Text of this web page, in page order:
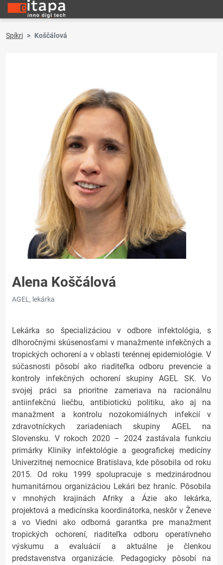
Spíkri Koščálová
Alena Koščálová
AGEL, lekárka
Lekárka so špecializáciou v odbore infektológia, s
dlhoročnými skúsenosťami v manažmente infekčných a
tropických ochorení a v oblasti terénnej epidemiológie. V
súčasnosti pôsobí ako riaditeľka odboru prevencie a
kontroly infekčných ochorení skupiny AGEL SK. Vo
svojej práci sa prioritne zameriava na racionálnu
antiinfekčnú liečbu, antibiotickú politiku, ako aj na
manažment a kontrolu nozokomiálnych infekcií v
zdravotníckych zariadeniach skupiny AGEL na
Slovensku. V rokoch 2020 – 2024 zastávala funkciu
primárky Kliniky infektológie a geografickej medicíny
Univerzitnej nemocnice Bratislava, kde pôsobila od roku
2015. Od roku 1999 spolupracuje s medzinárodnou
humanitárnou organizáciou Lekári bez hraníc. Pôsobila
v mnohých krajinách Afriky a Ázie ako lekárka,
projektová a medicínska koordinátorka, neskôr v Ženeve
a vo Viedni ako odborná garantka pre manažment
tropických ochorení, riaditeľka odboru operatívneho
výskumu a evaluácií a aktuálne je členkou
predstavenstva organizácie. Pedagogicky pôsobí na